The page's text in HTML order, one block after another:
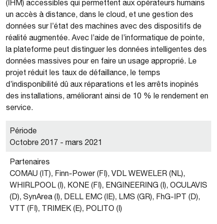
(IHM) accessibles qui permettent aux opérateurs humains
un accès à distance, dans le cloud, et une gestion des
données sur l’état des machines avec des dispositifs de
réalité augmentée. Avec l’aide de l’informatique de pointe,
la plateforme peut distinguer les données intelligentes des
données massives pour en faire un usage approprié. Le
projet réduit les taux de défaillance, le temps
d’indisponibilité dû aux réparations et les arrêts inopinés
des installations, améliorant ainsi de 10 % le rendement en
service.
Période
Octobre 2017 - mars 2021
Partenaires
COMAU (IT), Finn-Power (FI), VDL WEWELER (NL),
WHIRLPOOL (I), KONE (FI), ENGINEERING (I), OCULAVIS
(D), SynArea (I), DELL EMC (IE), LMS (GR), FhG-IPT (D),
VTT (FI), TRIMEK (E), POLITO (I)